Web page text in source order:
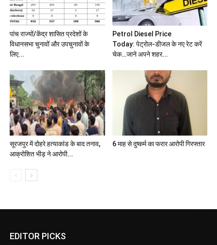
पांच राज्यों/केंद्र शासित प्रदेशों के
विधानसभा चुनावों और उपचुनावों के
लिए...
Petrol Diesel Price
Today: पेट्रोल-डीजल के नए रेट करें
चेक…जाने अपने शहर...
सूरजपुर में दोहरे हत्याकांड के बाद तनाव,
आक्रोशित भीड़ ने आरोपी...
6 माह से दुष्कर्म का फरार आरोपी गिरफ्तार
EDITOR PICKS